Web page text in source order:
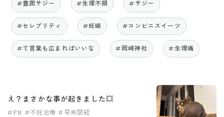
#豊潤サジー #生理不順 #サジー
#セレブリティ #妊娠 #コンビニスイーツ
#て言葉も広まればいいな #岡崎神社 #生理痛
え？まさかな事が起きました💥
#PR #不妊治療 #早発閉経